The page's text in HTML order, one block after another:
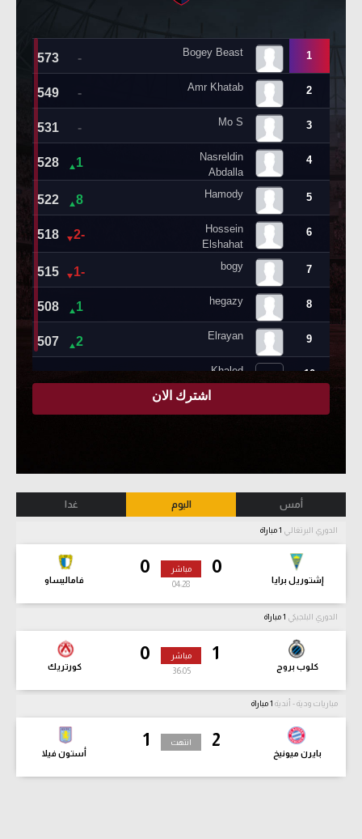
أمس اليوم غدا
الدوري البرتغالي
0
إشتوريل برايا
0
فاماليساو
مباشر
04:28
الدوري البلجيكي
1
كلوب بروج
0
كورتريك
مباشر
36:05
مباريات ودية - أندية
2
بايرن ميونيخ
1
أستون فيلا
انتهت